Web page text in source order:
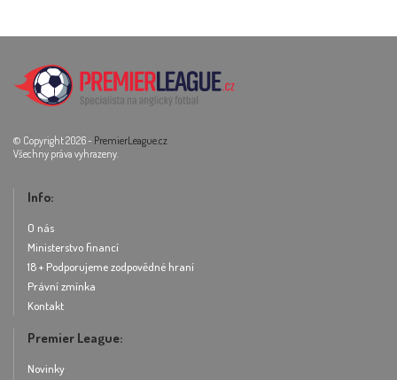
© Copyright 2026 - PremierLeague.cz
Všechny práva vyhrazeny.
Info:
O nás
Ministerstvo financí
18 + Podporujeme zodpovědné hraní
Právní zmínka
Kontakt
Premier League:
Novinky